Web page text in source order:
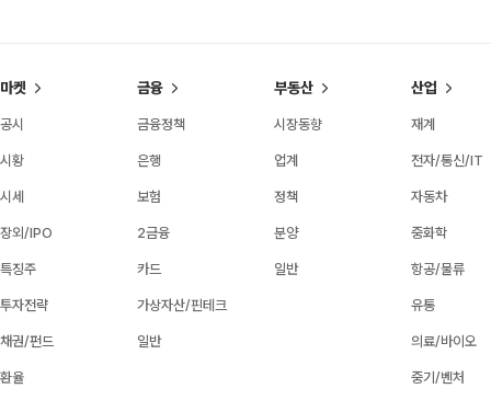
마켓
공시
시황
시세
장외/IPO
특징주
투자전략
채권/펀드
환율
금융
금융정책
은행
보험
2금융
카드
가상자산/핀테크
일반
부동산
시장동향
업계
정책
분양
일반
산업
재계
전자/통신/IT
자동차
중화학
항공/물류
유통
의료/바이오
중기/벤처